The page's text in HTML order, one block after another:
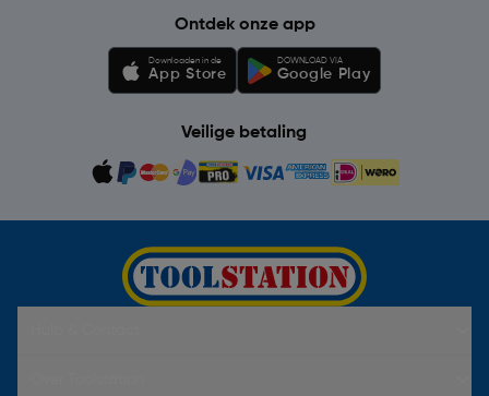
Ontdek onze app
Downloaden in de
App Store
DOWNLOAD VIA
Google Play
Veilige betaling